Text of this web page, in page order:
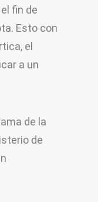
fin de
Esto con
el
a un
de la
de